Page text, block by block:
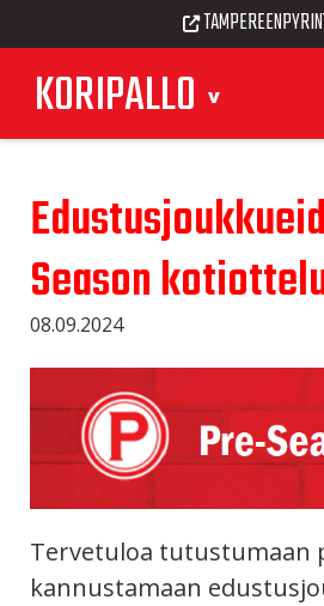
KORIPALLO
Season
08.09.2024
Tervetuloa tutustumaan
kannustamaan